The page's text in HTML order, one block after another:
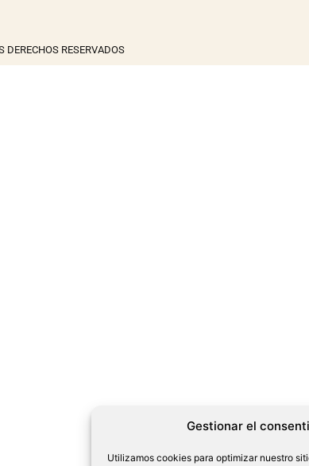
Gestionar el
Utilizamos cookies para optimizar nuestro
RESERVADOS